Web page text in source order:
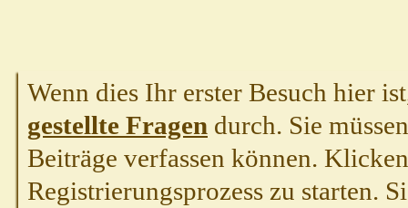
Wenn dies Ihr erster Besuch hier
gestellte Fragen durch. Sie
Beiträge verfassen können.
Registrierungsprozess zu starten.